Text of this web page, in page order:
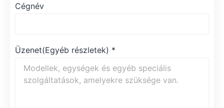
Cégnév
Üzenet(Egyéb részletek) *